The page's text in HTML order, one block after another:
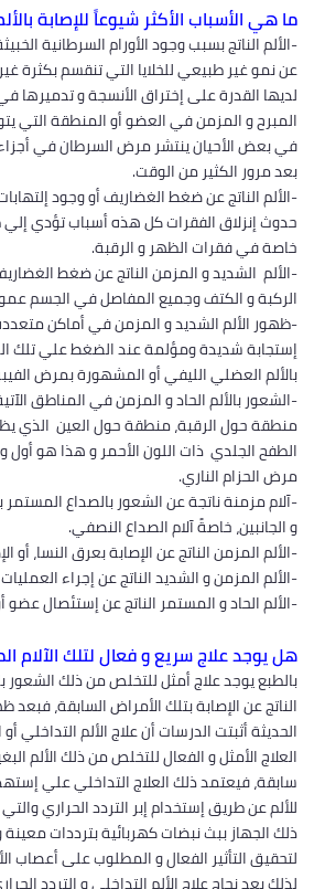
ما هي الأسباب الأكثر شيوعاً للإصابة
-الألم الناتج بسبب وجود الأورام السرطانية
عن نمو غير طبيعي للخلايا التي تنقسم بكثرة
لديها القدرة على إختراق الأنسجة و تدميرها
المبرح و المزمن في العضو أو المنطقة التي
في بعض الأحيان ينتشر مرض السرطان في
بعد مرور الكثير من الوقت.
-الألم الناتج عن ضغط الغضاريف أو وجود
حدوث إنزلاق الفقرات كل هذه أسباب تؤدي
خاصة في فقرات الظهر و الرقبة.
-الألم الشديد و المزمن الناتج عن ضغط
الركبة و الكتف وجميع المفاصل في الجسم
-ظهور الألم الشديد و المزمن في أماكن
إستجابة شديدة ومؤلمة عند الضغط علي تلك
بالألم العضلي الليفي أو المشهورة بمرض
-الشعور بالألم الحاد و المزمن في المناطق
منطقة حول الرقبة، منطقة حول العين الذي
الطفح الجلدي ذات اللون الأحمر و هذا هو
مرض الحزام الناري.
-آلام مزمنة ناتجة عن الشعور بالصداع المستمر
و الجانبين، خاصةً آلام الصداع النصفي.
-الألم المزمن الناتج عن الإصابة بعرق النسا،
-الألم المزمن و الشديد الناتج عن إجراء
-الألم الحاد و المستمر الناتج عن إستئصال
هل يوجد علاج سريع و فعال لتلك الآلام
بالطبع يوجد علاج أمثل للتخلص من ذلك الشعور
الناتج عن الإصابة بتلك الأمراض السابقة، فبعد
الحديثة أثبتت الدرسات أن علاج الألم التداخلي
العلاج الأمثل و الفعال للتخلص من ذلك الألم
سابقة، فيعتمد ذلك العلاج التداخلي علي
للألم عن طريق إستخدام إبر التردد الحراري
ذلك الجهاز ببث نبضات كهربائية بترددات
لتحقيق التأثير الفعال و المطلوب على أعصاب
لذلك بعد نجاح علاج الألم التداخلي و التردد